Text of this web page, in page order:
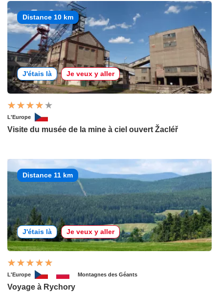
Distance 10 km
J'étais là Je veux y aller
L'Europe
Visite du musée de la mine à ciel ouvert Žacléř
Distance 11 km
J'étais là Je veux y aller
L'Europe Montagnes des Géants
Voyage à Rychory